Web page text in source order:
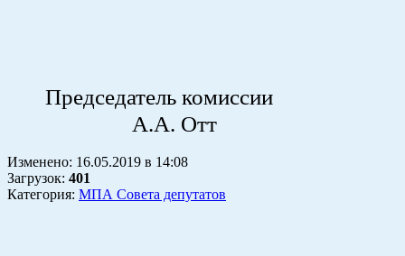
Председатель
А.А. Отт
Изменено: 16.05.2019 в 14:08
Загрузок: 401
Категория: МПА Совета депутатов